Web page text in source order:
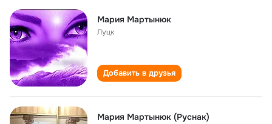
Мария Мартынюк
Луцк
Добавить в друзья
Мария Мартынюк (Руснак)